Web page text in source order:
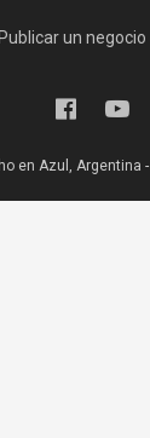
Publicar un negocio
en Azul, Argentina -